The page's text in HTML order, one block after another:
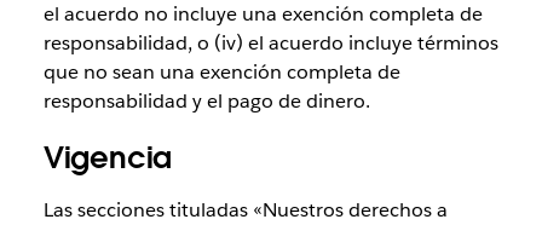
el acuerdo no incluye una exención completa de
responsabilidad, o (iv) el acuerdo incluye términos
que no sean una exención completa de
responsabilidad y el pago de dinero.
Vigencia
Las secciones tituladas «Nuestros derechos a